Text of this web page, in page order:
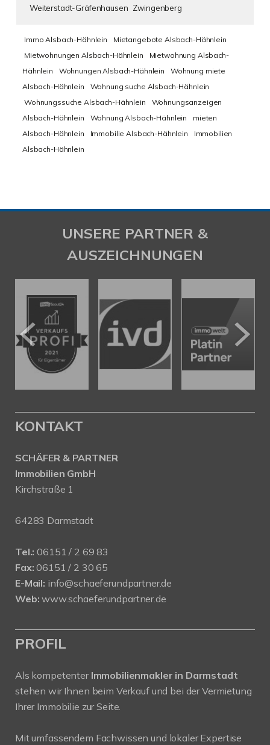
Weiterstadt-Gräfenhausen Zwingenberg
Immo Alsbach-Hähnlein
Mietangebote Alsbach-Hähnlein
Mietwohnungen Alsbach-Hähnlein
Mietwohnung Alsbach-
Hähnlein
Wohnungen Alsbach-Hähnlein
Wohnung miete
Alsbach-Hähnlein
Wohnung suche Alsbach-Hähnlein
Wohnungssuche Alsbach-Hähnlein
Wohnungsanzeigen
Alsbach-Hähnlein
Wohnung Alsbach-Hähnlein
mieten
Alsbach-Hähnlein
Immobilie Alsbach-Hähnlein
Immobilien
Alsbach-Hähnlein
UNSERE PARTNER &
AUSZEICHNUNGEN
KONTAKT
SCHÄFER & PARTNER
Immobilien GmbH
Kirchstraße 1
64283 Darmstadt
Tel.: 06151 / 2 69 83
Fax: 06151 / 2 30 65
E-Mail: info@schaeferundpartner.de
Web: www.schaeferundpartner.de
PROFIL
Als kompetenter Immobilienmakler in Darmstadt
stehen wir Ihnen beim Verkauf und bei der Vermietung
Ihrer Immobilie zur Seite.
Mit umfassendem Fachwissen und lokaler Expertise